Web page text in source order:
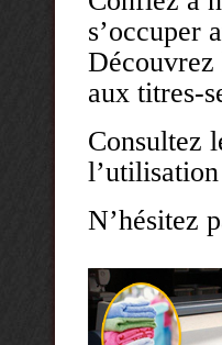
s’occuper
Découvrez
aux titres-
Consultez
N’hésitez